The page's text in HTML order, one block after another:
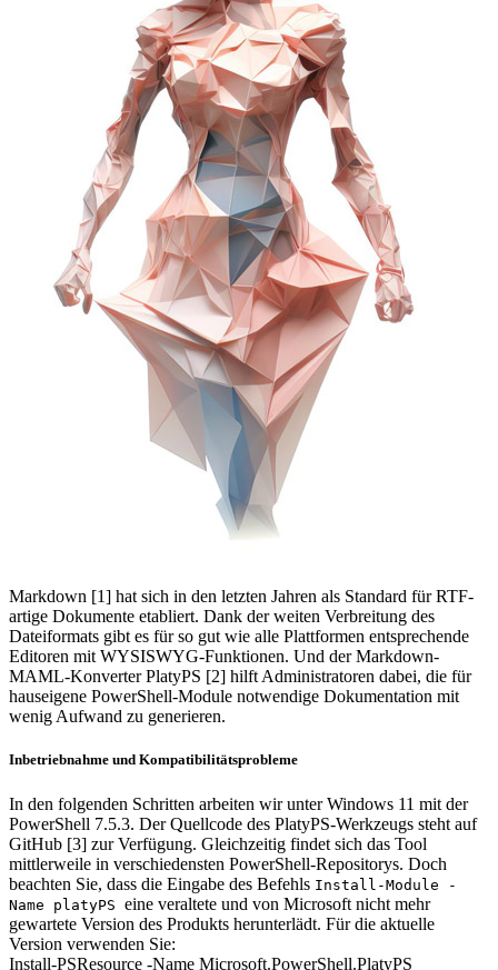
Markdown [1] hat sich in den letzten Jahren als Standard für RTF-
artige Dokumente etabliert. Dank der weiten Verbreitung des
Dateiformats gibt es für so gut wie alle Plattformen entsprechende
Editoren mit WYSISWYG-Funktionen. Und der Markdown-
MAML-Konverter PlatyPS [2] hilft Administratoren dabei, die für
hauseigene PowerShell-Module notwendige Dokumentation mit
wenig Aufwand zu generieren.
Inbetriebnahme und Kompatibilitätsprobleme
In den folgenden Schritten arbeiten wir unter Windows 11 mit der
PowerShell 7.5.3. Der Quellcode des PlatyPS-Werkzeugs steht auf
GitHub [3] zur Verfügung. Gleichzeitig findet sich das Tool
mittlerweile in verschiedensten PowerShell-Repositorys. Doch
beachten Sie, dass die Eingabe des Befehls Install-Module -
Name platyPS eine veraltete und von Microsoft nicht mehr
gewartete Version des Produkts herunterlädt. Für die aktuelle
Version verwenden Sie:
Install-PSResource -Name Microsoft.PowerShell.PlatyPS